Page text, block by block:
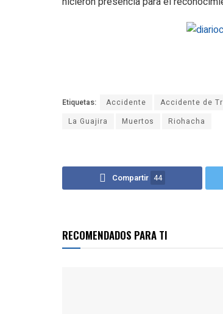
Etiquetas: Accidente Accidente de
La Guajira
Muertos Riohacha
Compartir 44
RECOMENDADOS PARA TI